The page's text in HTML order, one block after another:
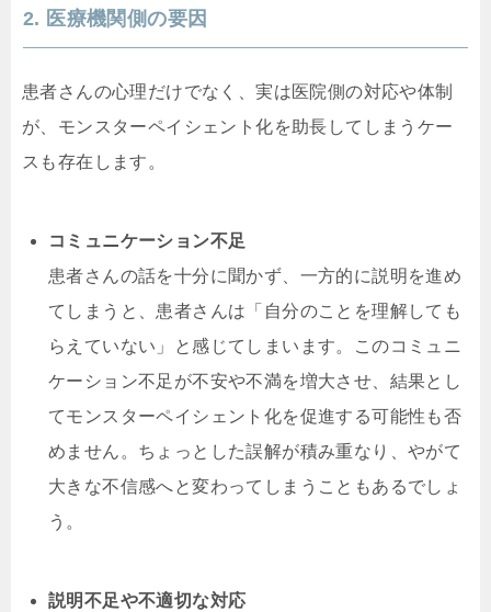
2. 医療機関側の要因
患者さんの心理だけでなく、実は医院側の対応や体制
が、モンスターペイシェント化を助長してしまうケー
スも存在します。
コミュニケーション不足
患者さんの話を十分に聞かず、一方的に説明を進め
てしまうと、患者さんは「自分のことを理解しても
らえていない」と感じてしまいます。このコミュニ
ケーション不足が不安や不満を増大させ、結果とし
てモンスターペイシェント化を促進する可能性も否
めません。ちょっとした誤解が積み重なり、やがて
大きな不信感へと変わってしまうこともあるでしょ
う。
説明不足や不適切な対応